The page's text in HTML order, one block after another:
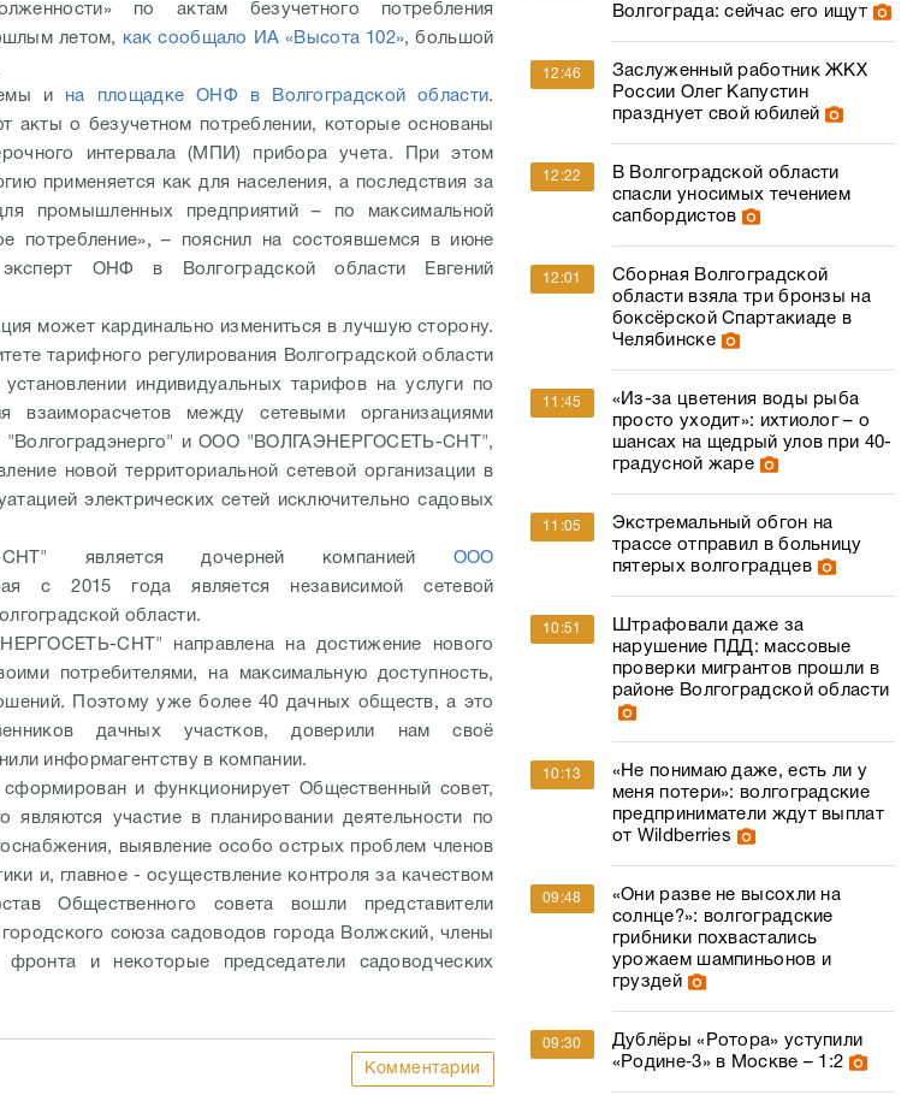
по актам безучетного потребления
летом, как сообщало ИА «Высота 102», большой
и на площадке ОНФ в Волгоградской области.
акты о безучетном потреблении, которые основаны
интервала (МПИ) прибора учета. При этом
применяется как для населения, а последствия за
промышленных предприятий – по максимальной
потребление», – пояснил на состоявшемся в июне
ОНФ в Волгоградской области Евгений
может кардинально измениться в лучшую сторону.
тарифного регулирования Волгоградской области
индивидуальных тарифов на услуги по
взаиморасчетов между сетевыми организациями
и ООО "ВОЛГАЭНЕРГОСЕТЬ-СНТ",
новой территориальной сетевой организации в
электрических сетей исключительно садовых
СНТ" является дочерней компанией ООО
с 2015 года является независимой сетевой
области.
СНТ" направлена на достижение нового
потребителями, на максимальную доступность,
Поэтому уже более 40 дачных обществ, а это
дачных участков, доверили нам своё
информагентству в компании.
и функционирует Общественный совет,
являются участие в планировании деятельности по
выявление особо острых проблем членов
и, главное - осуществление контроля за качеством
Общественного совета вошли представители
союза садоводов города Волжский, члены
фронта и некоторые председатели садоводческих
Комментарии
Волгограда: сейчас его ищут
12:46
Заслуженный работник ЖКХ
России Олег Капустин
празднует свой юбилей
12:22
В Волгоградской области
спасли уносимых течением
сапбордистов
12:01
Сборная Волгоградской
области взяла три бронзы на
боксёрской Спартакиаде в
Челябинске
11:45
«Из-за цветения воды рыба
просто уходит»: ихтиолог – о
шансах на щедрый улов при 40-
градусной жаре
11:05
Экстремальный обгон на
трассе отправил в больницу
пятерых волгоградцев
10:51
Штрафовали даже за
нарушение ПДД: массовые
проверки мигрантов прошли в
районе Волгоградской области
10:13
«Не понимаю даже, есть ли у
меня потери»: волгоградские
предприниматели ждут выплат
от Wildberries
09:48
«Они разве не высохли на
солнце?»: волгоградские
грибники похвастались
урожаем шампиньонов и
груздей
09:30
Дублёры «Ротора» уступили
«Родине‑3» в Москве – 1:2